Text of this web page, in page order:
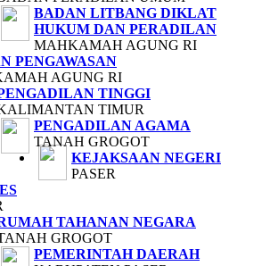
BADAN LITBANG DIKLAT
HUKUM DAN PERADILAN
MAHKAMAH AGUNG RI
PENGAWASAN
AGUNG RI
TINGGI
TIMUR
PENGADILAN AGAMA
TANAH GROGOT
KEJAKSAAN NEGERI
PASER
TAHANAN NEGARA
GROGOT
PEMERINTAH DAERAH